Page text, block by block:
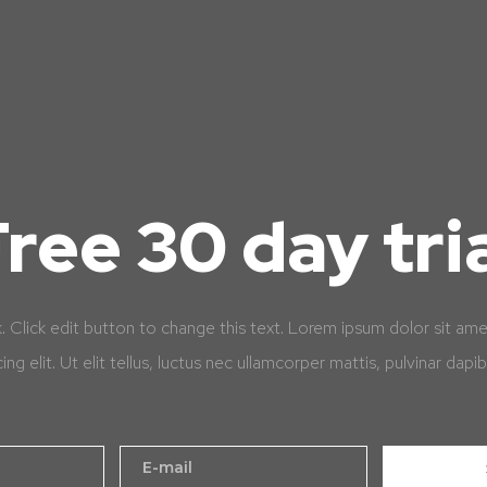
30 day
Click edit button to change this text. Lorem ipsum dolor sit
elit. Ut elit tellus, luctus nec ullamcorper mattis, pulvinar